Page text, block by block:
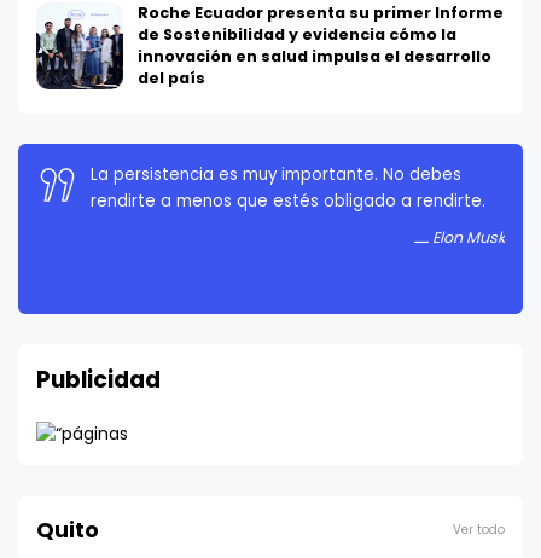
Roche Ecuador presenta su primer Informe
de Sostenibilidad y evidencia cómo la
innovación en salud impulsa el desarrollo
del país
Si algo es lo suficientemente importante, incluso
si las probabilidades están en tu contra, debes
La persistencia es muy importante. No debes
rendirte a menos que estés obligado a rendirte.
Elon Musk
Publicidad
Quito Ver todo